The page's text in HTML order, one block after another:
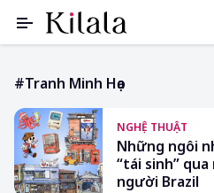
#tranh Minh Họa
NGHỆ THUẬT
Những ngôi
“tái sinh”
người Brazil